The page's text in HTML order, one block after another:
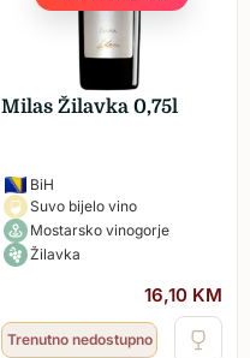
Milas Žilavka 0,75l
BiH
Suvo bijelo vino
Mostarsko vinogorje
Žilavka
16,10 KM
Trenutno nedostupno